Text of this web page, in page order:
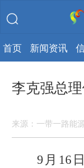
首页 新闻资讯
李克强总
来源：一带一路
9 月 16